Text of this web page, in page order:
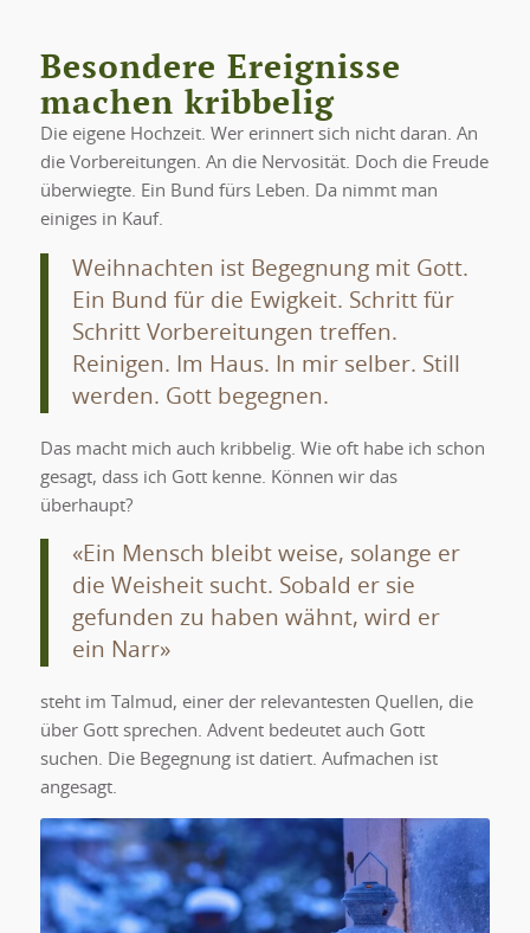
Besondere Ereignisse
machen kribbelig
Die eigene Hochzeit. Wer erinnert sich nicht daran. An
die Vorbereitungen. An die Nervosität. Doch die Freude
überwiegte. Ein Bund fürs Leben. Da nimmt man
einiges in Kauf.
Weihnachten ist Begegnung mit Gott.
Ein Bund für die Ewigkeit. Schritt für
Schritt Vorbereitungen treffen.
Reinigen. Im Haus. In mir selber. Still
werden. Gott begegnen.
Das macht mich auch kribbelig. Wie oft habe ich schon
gesagt, dass ich Gott kenne. Können wir das
überhaupt?
«Ein Mensch bleibt weise, solange er
die Weisheit sucht. Sobald er sie
gefunden zu haben wähnt, wird er
ein Narr»
steht im Talmud, einer der relevantesten Quellen, die
über Gott sprechen. Advent bedeutet auch Gott
suchen. Die Begegnung ist datiert. Aufmachen ist
angesagt.